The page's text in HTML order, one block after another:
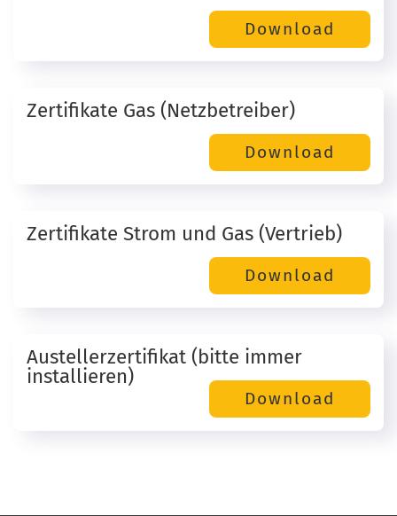
Zertifikate Gas (Netzbetreiber)
Zertifikate Strom und Gas (Vertrieb)
Austellerzertifikat (bitte immer
installieren)